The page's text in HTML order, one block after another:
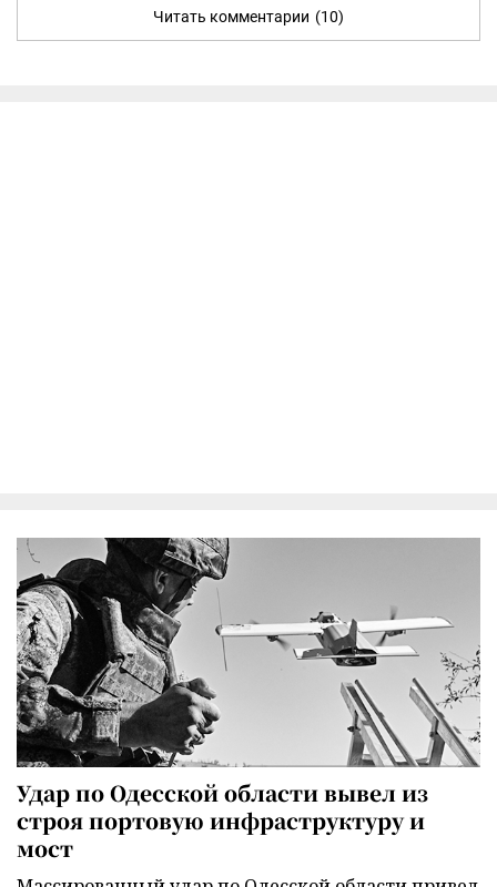
Читать комментарии (10)
Удар по Одесской области вывел из
строя портовую инфраструктуру и
мост